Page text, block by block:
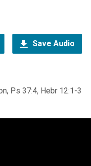
Save Audio
Ps 37:4, Hebr 12:1-3